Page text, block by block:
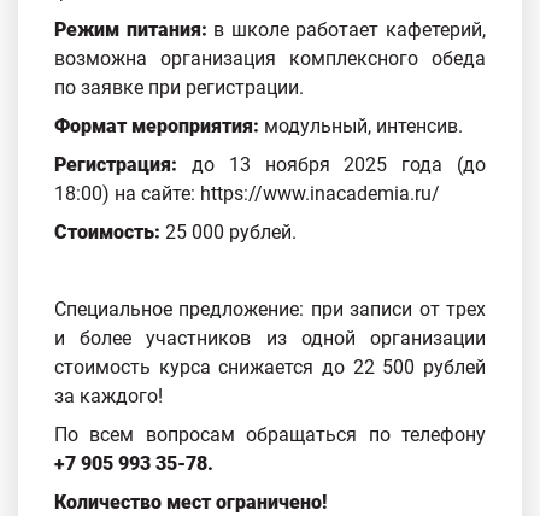
Режим питания: в школе работает кафетерий,
возможна организация комплексного обеда
по заявке при регистрации.
Формат мероприятия: модульный, интенсив.
Регистрация: до 13 ноября 2025 года (до
18:00) на сайте: https://www.inacademia.ru/
Стоимость: 25 000 рублей.
Специальное предложение: при записи от трех
и более участников из одной организации
стоимость курса снижается до 22 500 рублей
за каждого!
По всем вопросам обращаться по телефону
+7 905 993 35-78.
Количество мест ограничено!